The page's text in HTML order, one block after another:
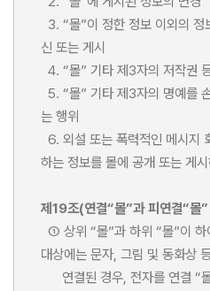
3. “몰”이 정한 정보 이외의
신 또는 게시
4. “몰” 기타 제3자의 저작권
5. “몰” 기타 제3자의 명예를
는 행위
6. 외설 또는 폭력적인 메시지
하는 정보를 몰에 공개 또는 게
제19조(연결“몰”과 피연결“몰
① 상위 “몰”과 하위 “몰”이 하
대상에는 문자, 그림 및 동화상
연결된 경우, 전자를 연결 “